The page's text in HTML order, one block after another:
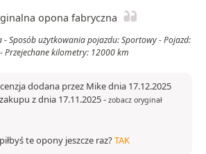
opona fabryczna
Sposób użytkowania pojazdu: Sportowy - Pojazd:
Przejechane kilometry: 12000 km
dodana przez Mike dnia 17.12.2025
z dnia 17.11.2025- zobacz oryginał
te opony jeszcze raz?TAK